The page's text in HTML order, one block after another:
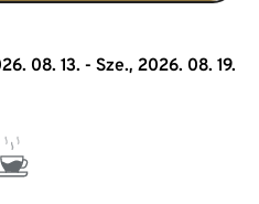
08. 13. - Sze., 2026. 08. 19.